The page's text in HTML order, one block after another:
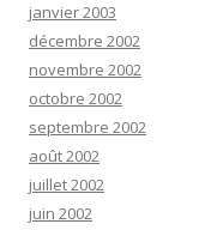
janvier 2003
décembre 2002
novembre 2002
octobre 2002
septembre 2002
août 2002
juillet 2002
juin 2002